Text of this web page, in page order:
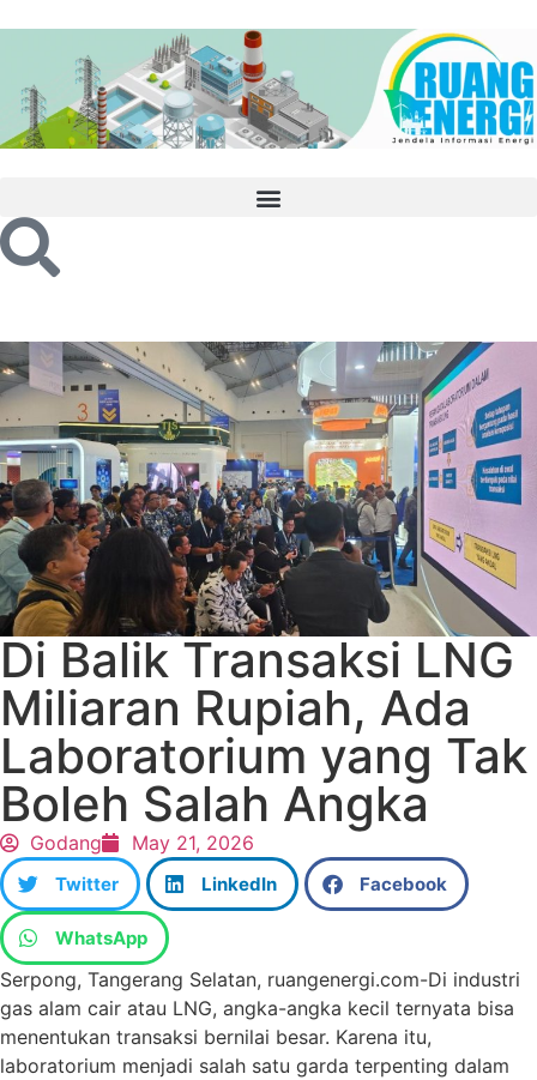
Di Balik Transaksi LNG
Miliaran Rupiah, Ada
Laboratorium yang Tak
Boleh Salah Angka
Godang May 21, 2026
Twitter LinkedIn Facebook
WhatsApp
Serpong, Tangerang Selatan, ruangenergi.com-Di industri
gas alam cair atau LNG, angka-angka kecil ternyata bisa
menentukan transaksi bernilai besar. Karena itu,
laboratorium menjadi salah satu garda terpenting dalam